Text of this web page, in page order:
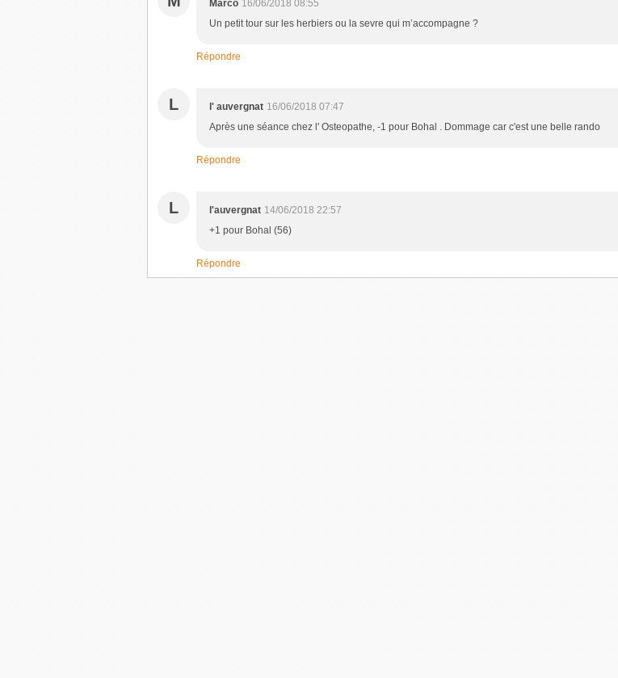
Marco 16/06/2018 08:55
Un petit tour sur les herbiers ou la sevre qui m’accompagne ?
Répondre
L l' auvergnat 16/06/2018 07:47
Après une séance chez l' Osteopathe, -1 pour Bohal . Dommage car c'est une belle rando
Répondre
L l'auvergnat 14/06/2018 22:57
+1 pour Bohal (56)
Répondre